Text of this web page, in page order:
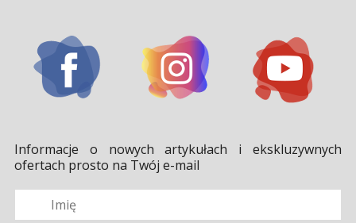
Informacje o nowych artykułach i ekskluzywnych
ofertach prosto na Twój e-mail